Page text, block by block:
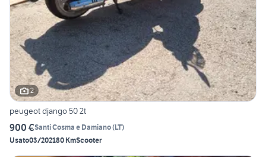
2
peugeot django 50 2t
900 €Santi Cosma e Damiano(LT)
Usato03/202180 KmScooter